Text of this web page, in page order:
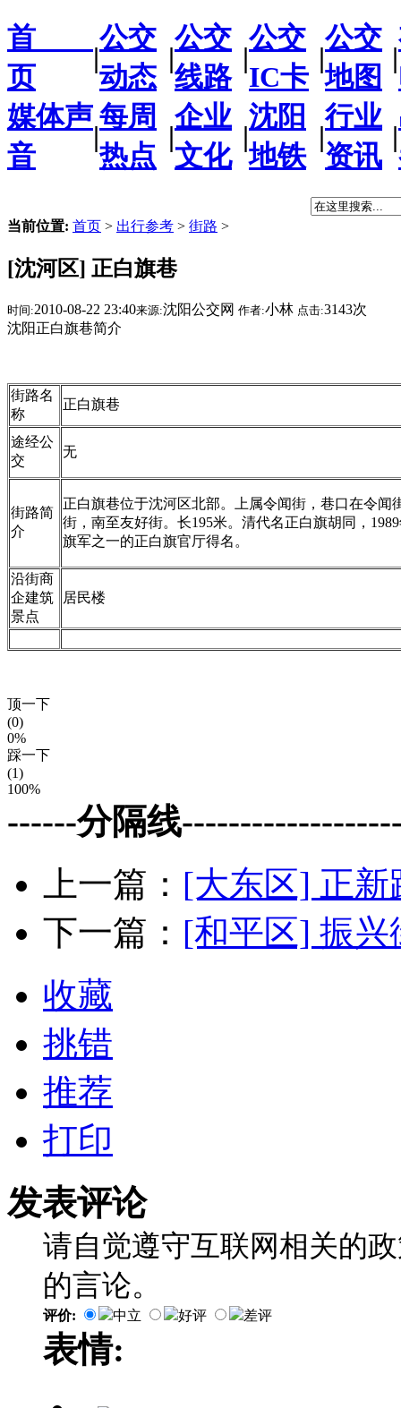
首
页
|
公交
动态
|
公交
线路
|
公交
IC卡
|
公交
地图
|
媒体声
音
|
每周
热点
|
企业
文化
|
沈阳
地铁
|
行业
资讯
|
当前位置: 首页 > 出行参考 > 街路 >
[沈河区] 正白旗巷
时间:2010-08-22 23:40来源:沈阳公交网 作者:小林 点击:3143次
沈阳正白旗巷简介
街路名
称
正白旗巷
途经公
交
无
街路简
介
正白旗巷位于沈河区北部。上属令闻街，巷口在令闻
街，南至友好街。长195米。清代名正白旗胡同，
旗军之一的正白旗官厅得名。
沿街商
企建筑
景点
居民楼
顶一下
(0)
0%
踩一下
(1)
100%
------分隔线
上一篇： [大东区] 正新
下一篇： [和平区] 振兴
收藏
挑错
推荐
打印
发表评论
请自觉遵守互联网相关的
的言论。
评价: 中立 好评 差评
表情: